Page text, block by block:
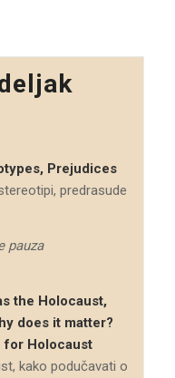
Prejudices
predrasude
pauza
the Holocaust,
does it matter?
for Holocaust
kako podučavati o